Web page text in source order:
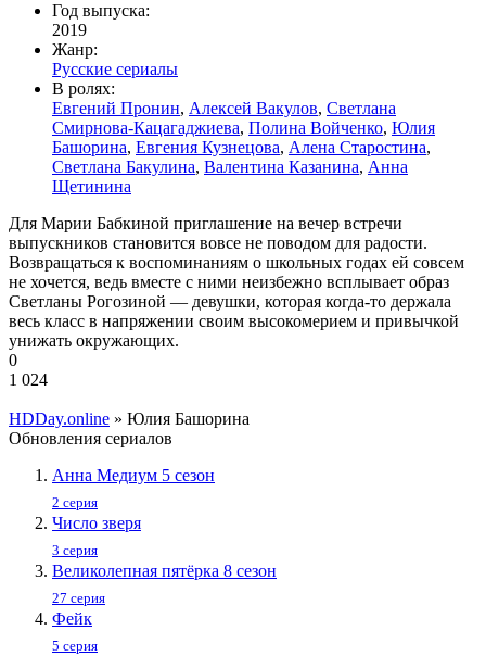
Год выпуска:
2019
Жанр:
Русские сериалы
В ролях:
Евгений Пронин, Алексей Вакулов, Светлана
Смирнова-Кацагаджиева, Полина Войченко, Юлия
Башорина, Евгения Кузнецова, Алена Старостина,
Светлана Бакулина, Валентина Казанина, Анна
Щетинина
Для Марии Бабкиной приглашение на вечер встречи
выпускников становится вовсе не поводом для радости.
Возвращаться к воспоминаниям о школьных годах ей совсем
не хочется, ведь вместе с ними неизбежно всплывает образ
Светланы Рогозиной — девушки, которая когда-то держала
весь класс в напряжении своим высокомерием и привычкой
унижать окружающих.
0
1 024
HDDay.online » Юлия Башорина
Обновления сериалов
Анна Медиум 5 сезон
2 серия
Число зверя
3 серия
Великолепная пятёрка 8 сезон
27 серия
Фейк
5 серия